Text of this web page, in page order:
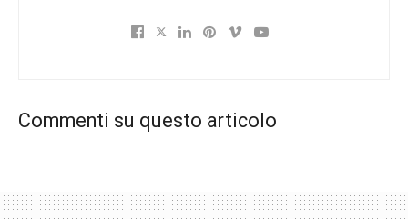
ancora misconosciuti ‒ come può onorare davvero gli
probabilmente non avrò mai il tempo di scrivere, è la
ribellioni che ebbe luogo nell’Eden cui diamo il nome di
Commenti su questo articolo